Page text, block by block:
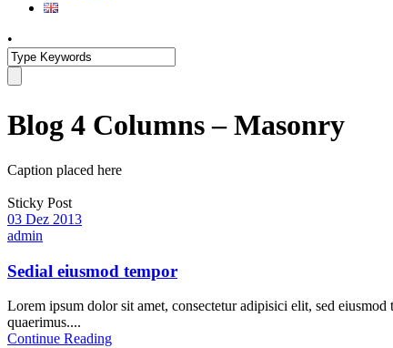
•
Blog 4 Columns – Masonry
Caption placed here
Sticky Post
03 Dez 2013
admin
Sedial eiusmod tempor
Lorem ipsum dolor sit amet, consectetur adipisici elit, sed
quaerimus....
Continue Reading